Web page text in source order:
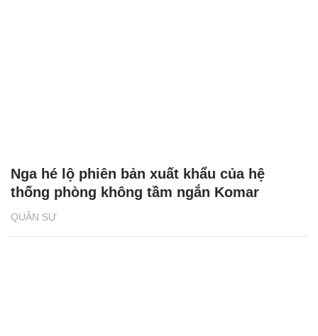
QUÂN SỰ
Nga hé lộ phiên bản xuất khẩu của hệ
thống phòng không tầm ngắn Komar